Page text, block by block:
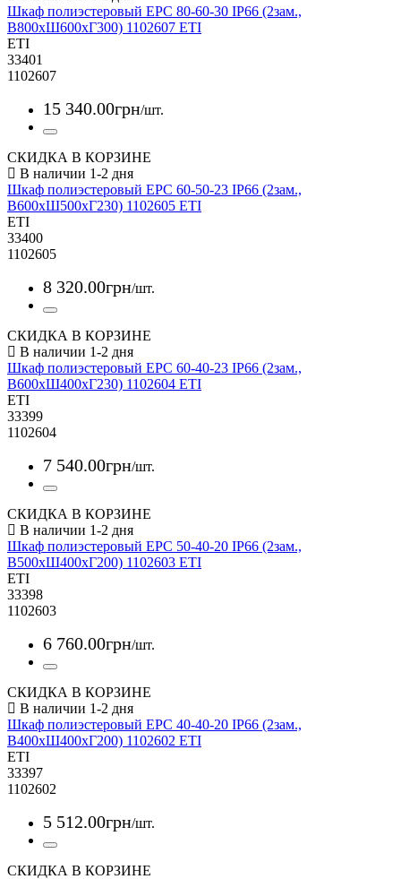
Шкаф полиэстеровый EPC 80-60-30 IP66 (2зам.,
В800xШ600xГ300) 1102607 ETI
ETI
33401
1102607
15 340.00грн/шт.
СКИДКА В КОРЗИНЕ
Шкаф полиэстеровый EPC 60-50-23 IP66 (2зам.,
В600xШ500xГ230) 1102605 ETI
ETI
33400
1102605
8 320.00грн/шт.
СКИДКА В КОРЗИНЕ
Шкаф полиэстеровый EPC 60-40-23 IP66 (2зам.,
В600xШ400xГ230) 1102604 ETI
ETI
33399
1102604
7 540.00грн/шт.
СКИДКА В КОРЗИНЕ
Шкаф полиэстеровый EPC 50-40-20 IP66 (2зам.,
В500xШ400xГ200) 1102603 ETI
ETI
33398
1102603
6 760.00грн/шт.
СКИДКА В КОРЗИНЕ
Шкаф полиэстеровый EPC 40-40-20 IP66 (2зам.,
В400xШ400xГ200) 1102602 ETI
ETI
33397
1102602
5 512.00грн/шт.
СКИДКА В КОРЗИНЕ